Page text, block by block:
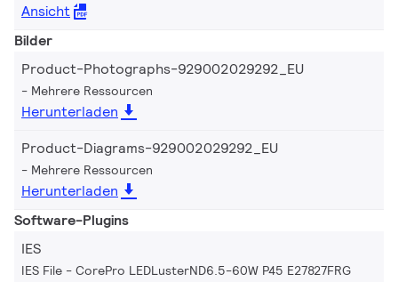
Ansicht
Bilder
Product-Photographs-929002029292_EU
Mehrere Ressourcen
Herunterladen
Product-Diagrams-929002029292_EU
Mehrere Ressourcen
Herunterladen
Software-Plugins
IES
IES File - CorePro LEDLusterND6.5-60W P45 E27827FRG